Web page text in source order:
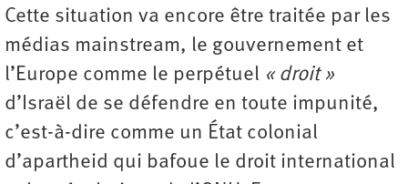
Cette situation va encore être traitée par les
médias mainstream, le gouvernement et
l’Europe comme le perpétuel « droit »
d’Israël de se défendre en toute impunité,
c’est-à-dire comme un État colonial
d’apartheid qui bafoue le droit international